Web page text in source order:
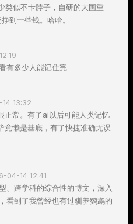
类似不卡脖子，自研的大国重
到一些钱。哈哈。
有多少人能记住完
13:32
正常。有了ai以后可能人类记忆
竟懒是基底，有了快捷准确无误
04-14 12:41
、跨学科的综合性的博文，深入
看到了我曾经也有过驯养鹦鹉的